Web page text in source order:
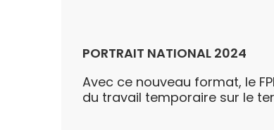
PORTRAIT NATIONAL 2024
Avec ce nouveau format, le
du travail temporaire sur le